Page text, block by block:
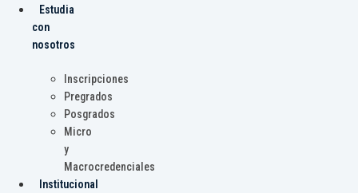
Estudia
con
nosotros
Inscripciones
Pregrados
Posgrados
Micro
y
Macrocredenciales
Institucional